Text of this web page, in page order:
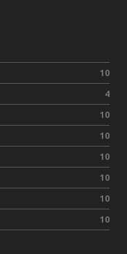
10
4
10
10
10
10
10
10